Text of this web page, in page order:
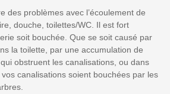
des problèmes avec l’écoulement de
douche, toilettes/WC. Il est fort
soit bouchée. Que se soit causé par
la toilette, par une accumulation de
obstruent les canalisations, ou dans
canalisations soient bouchées par les